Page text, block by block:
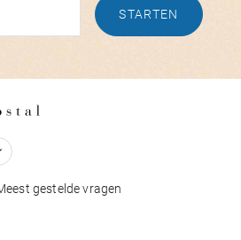
STARTEN
gestelde vragen